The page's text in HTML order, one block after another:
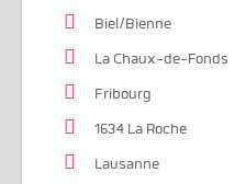
Biel/Bienne
La Chaux-de-Fonds
Fribourg
1634 La Roche
Lausanne